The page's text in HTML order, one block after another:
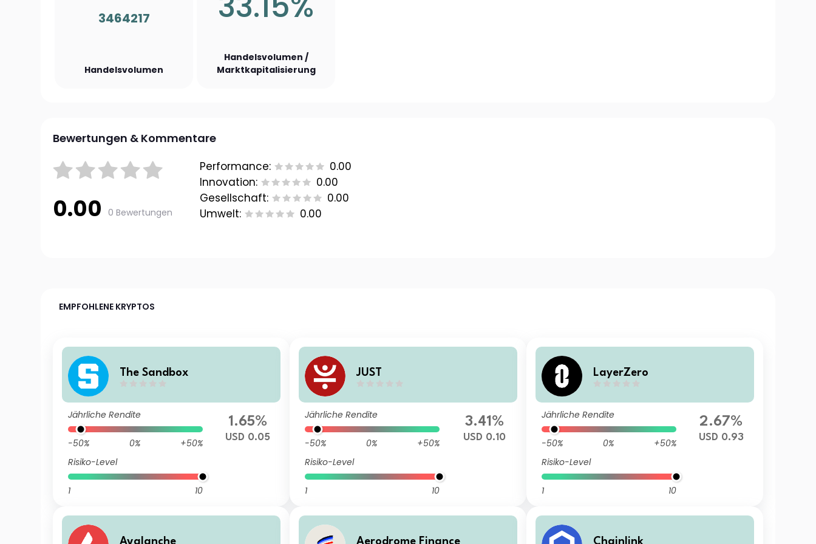
3464217
Handelsvolumen
Handelsvolumen /
Marktkapitalisierung
Bewertungen & Kommentare
0.00 0 Bewertungen
Performance:
0.00
Innovation:
0.00
Gesellschaft:
0.00
Umwelt:
0.00
EMPFOHLENE KRYPTOS
The Sandbox
Jährliche Rendite
-50% 0%
+50%
Risiko-Level
1 10
1.65%
USD 0.05
JUST
Jährliche Rendite
-50% 0%
+50%
Risiko-Level
1 10
3.41%
USD 0.10
LayerZero
Jährliche Rendite
-50% 0%
+50%
Risiko-Level
1 10
2.67%
USD 0.93
Avalanche Aerodrome Finance Chainlink